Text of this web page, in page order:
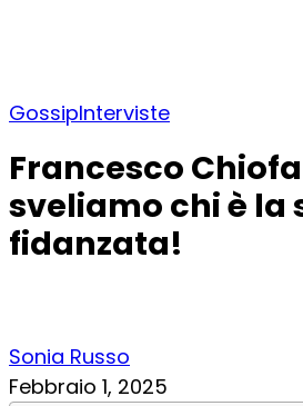
GossipInterviste
Francesco
sveliamo chi è la
fidanzata!
Sonia Russo
Febbraio 1, 2025